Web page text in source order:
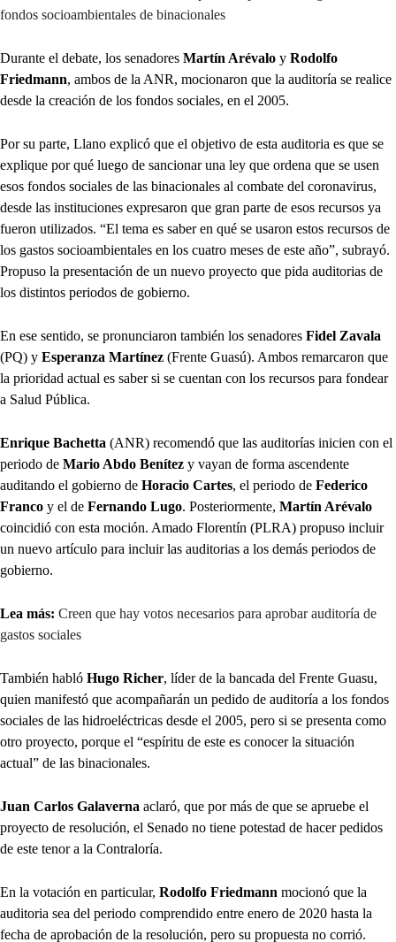
fondos socioambientales de binacionales
Durante el debate, los senadores Martín Arévalo y Rodolfo
Friedmann, ambos de la ANR, mocionaron que la auditoría se realice
desde la creación de los fondos sociales, en el 2005.
Por su parte, Llano explicó que el objetivo de esta auditoria es que se
explique por qué luego de sancionar una ley que ordena que se usen
esos fondos sociales de las binacionales al combate del coronavirus,
desde las instituciones expresaron que gran parte de esos recursos ya
fueron utilizados. “El tema es saber en qué se usaron estos recursos de
los gastos socioambientales en los cuatro meses de este año”, subrayó.
Propuso la presentación de un nuevo proyecto que pida auditorias de
los distintos periodos de gobierno.
En ese sentido, se pronunciaron también los senadores Fidel Zavala
(PQ) y Esperanza Martínez (Frente Guasú). Ambos remarcaron que
la prioridad actual es saber si se cuentan con los recursos para fondear
a Salud Pública.
Enrique Bachetta (ANR) recomendó que las auditorías inicien con el
periodo de Mario Abdo Benítez y vayan de forma ascendente
auditando el gobierno de Horacio Cartes, el periodo de Federico
Franco y el de Fernando Lugo. Posteriormente, Martín Arévalo
coincidió con esta moción. Amado Florentín (PLRA) propuso incluir
un nuevo artículo para incluir las auditorias a los demás periodos de
gobierno.
Lea más: Creen que hay votos necesarios para aprobar auditoría de
gastos sociales
También habló Hugo Richer, líder de la bancada del Frente Guasu,
quien manifestó que acompañarán un pedido de auditoría a los fondos
sociales de las hidroeléctricas desde el 2005, pero si se presenta como
otro proyecto, porque el “espíritu de este es conocer la situación
actual” de las binacionales.
Juan Carlos Galaverna aclaró, que por más de que se apruebe el
proyecto de resolución, el Senado no tiene potestad de hacer pedidos
de este tenor a la Contraloría.
En la votación en particular, Rodolfo Friedmann mocionó que la
auditoria sea del periodo comprendido entre enero de 2020 hasta la
fecha de aprobación de la resolución, pero su propuesta no corrió.